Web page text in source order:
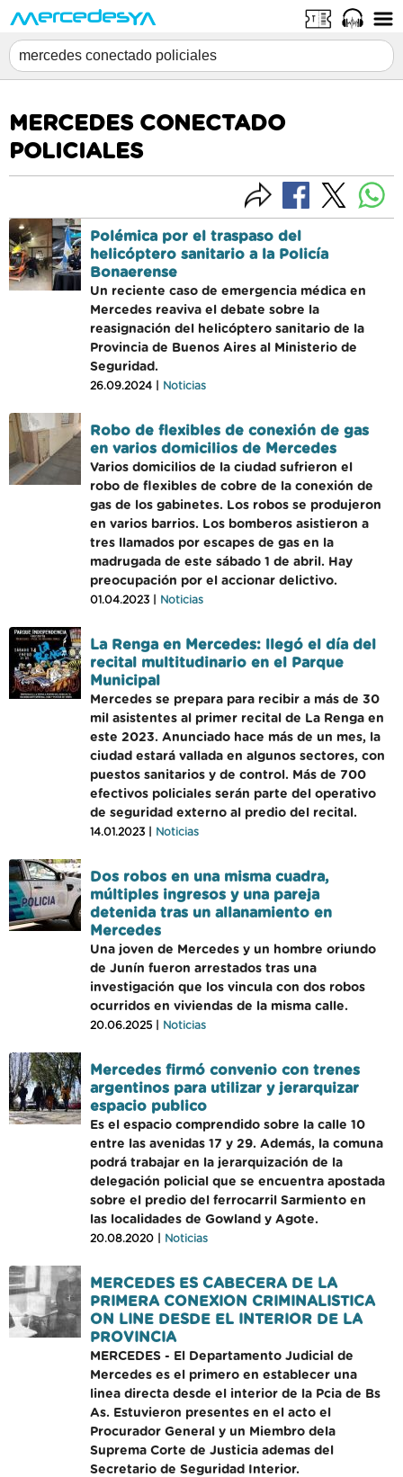
MERCEDES CONECTADO
POLICIALES
Polémica por el traspaso del
helicóptero sanitario a la Policía
Bonaerense
Un reciente caso de emergencia médica en
Mercedes reaviva el debate sobre la
reasignación del helicóptero sanitario de la
Provincia de Buenos Aires al Ministerio de
Seguridad.
26.09.2024 | Noticias
Robo de flexibles de conexión de gas
en varios domicilios de Mercedes
Varios domicilios de la ciudad sufrieron el
robo de flexibles de cobre de la conexión de
gas de los gabinetes. Los robos se produjeron
en varios barrios. Los bomberos asistieron a
tres llamados por escapes de gas en la
madrugada de este sábado 1 de abril. Hay
preocupación por el accionar delictivo.
01.04.2023 | Noticias
La Renga en Mercedes: llegó el día del
recital multitudinario en el Parque
Municipal
Mercedes se prepara para recibir a más de 30
mil asistentes al primer recital de La Renga en
este 2023. Anunciado hace más de un mes, la
ciudad estará vallada en algunos sectores, con
puestos sanitarios y de control. Más de 700
efectivos policiales serán parte del operativo
de seguridad externo al predio del recital.
14.01.2023 | Noticias
Dos robos en una misma cuadra,
múltiples ingresos y una pareja
detenida tras un allanamiento en
Mercedes
Una joven de Mercedes y un hombre oriundo
de Junín fueron arrestados tras una
investigación que los vincula con dos robos
ocurridos en viviendas de la misma calle.
20.06.2025 | Noticias
Mercedes firmó convenio con trenes
argentinos para utilizar y jerarquizar
espacio publico
Es el espacio comprendido sobre la calle 10
entre las avenidas 17 y 29. Además, la comuna
podrá trabajar en la jerarquización de la
delegación policial que se encuentra apostada
sobre el predio del ferrocarril Sarmiento en
las localidades de Gowland y Agote.
20.08.2020 | Noticias
MERCEDES ES CABECERA DE LA
PRIMERA CONEXION CRIMINALISTICA
ON LINE DESDE EL INTERIOR DE LA
PROVINCIA
MERCEDES - El Departamento Judicial de
Mercedes es el primero en establecer una
linea directa desde el interior de la Pcia de Bs
As. Estuvieron presentes en el acto el
Procurador General y un Miembro dela
Suprema Corte de Justicia ademas del
Secretario de Seguridad Interior.